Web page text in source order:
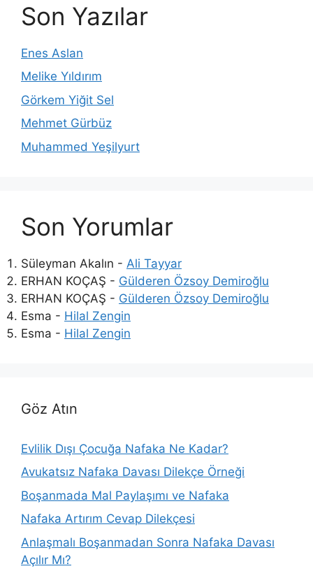
Son Yazılar
Enes Aslan
Melike Yıldırım
Görkem Yiğit Sel
Mehmet Gürbüz
Muhammed Yeşilyurt
Son Yorumlar
Süleyman Akalın - Ali Tayyar
ERHAN KOÇAŞ - Gülderen Özsoy Demiroğlu
ERHAN KOÇAŞ - Gülderen Özsoy Demiroğlu
Esma - Hilal Zengin
Esma - Hilal Zengin
Göz Atın
Evlilik Dışı Çocuğa Nafaka Ne Kadar?
Avukatsız Nafaka Davası Dilekçe Örneği
Boşanmada Mal Paylaşımı ve Nafaka
Nafaka Artırım Cevap Dilekçesi
Anlaşmalı Boşanmadan Sonra Nafaka Davası
Açılır Mı?